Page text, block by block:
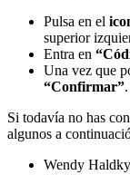
Pulsa en el
superior
Entra en
Una vez que
“Confirmar”.
Si todavía no has
algunos a
Wendy Haldky